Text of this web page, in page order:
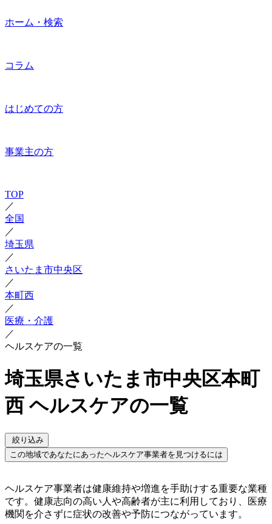
ホーム・検索
コラム
はじめての方
事業主の方
TOP
／
全国
／
埼玉県
／
さいたま市中央区
／
本町西
／
医療・介護
／
ヘルスケアの一覧
埼玉県さいたま市中央区本町
西 ヘルスケアの一覧
絞り込み
この地域であなたにあったヘルスケア事業者を見つけるには
ヘルスケア事業者は健康維持や増進を手助けする重要な業種
です。健康志向の高い人や高齢者が主に利用しており、医療
機関を介さずに症状の改善や予防につながっています。